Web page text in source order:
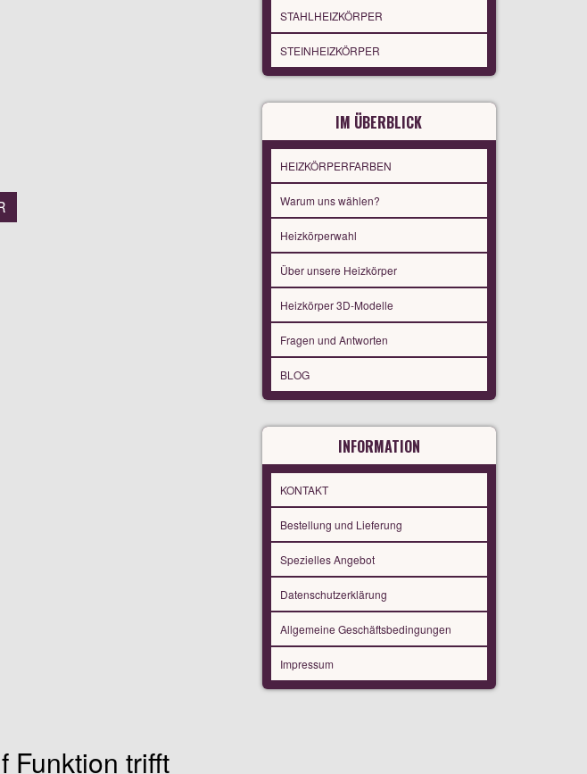
STAHLHEIZKÖRPER
STEINHEIZKÖRPER
IM ÜBERBLICK
HEIZKÖRPERFARBEN
Warum uns wählen?
Heizkörperwahl
Über unsere Heizkörper
Heizkörper 3D-Modelle
Fragen und Antworten
BLOG
INFORMATION
KONTAKT
Bestellung und Lieferung
Spezielles Angebot
Datenschutzerklärung
Allgemeine Geschäftsbedingungen
Impressum
Funktion trifft